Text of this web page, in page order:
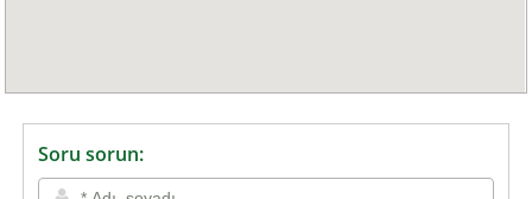
Soru sorun: